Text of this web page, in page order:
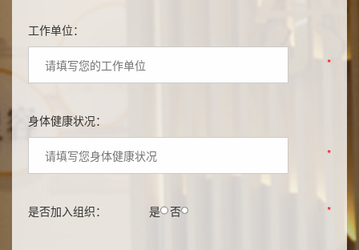
工作单位：
*
身体健康状况：
*
是否加入组织： 是 否 *